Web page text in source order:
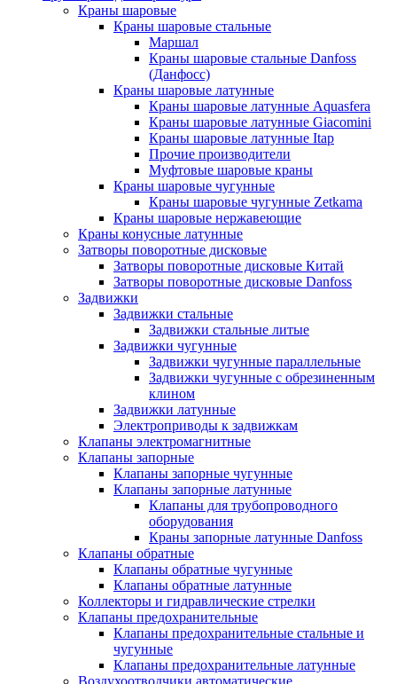
Краны шаровые
Краны шаровые стальные
Маршал
Краны шаровые стальные Danfoss
(Данфосс)
Краны шаровые латунные
Краны шаровые латунные Aquasfera
Краны шаровые латунные Giacomini
Краны шаровые латунные Itap
Прочие производители
Муфтовые шаровые краны
Краны шаровые чугунные
Краны шаровые чугунные Zetkama
Краны шаровые нержавеющие
Краны конусные латунные
Затворы поворотные дисковые
Затворы поворотные дисковые Китай
Затворы поворотные дисковые Danfoss
Задвижки
Задвижки стальные
Задвижки стальные литые
Задвижки чугунные
Задвижки чугунные параллельные
Задвижки чугунные с обрезиненным
клином
Задвижки латунные
Электроприводы к задвижкам
Клапаны электромагнитные
Клапаны запорные
Клапаны запорные чугунные
Клапаны запорные латунные
Клапаны для трубопроводного
оборудования
Краны запорные латунные Danfoss
Клапаны обратные
Клапаны обратные чугунные
Клапаны обратные латунные
Коллекторы и гидравлические стрелки
Клапаны предохранительные
Клапаны предохранительные стальные и
чугунные
Клапаны предохранительные латунные
Воздухоотводчики автоматические